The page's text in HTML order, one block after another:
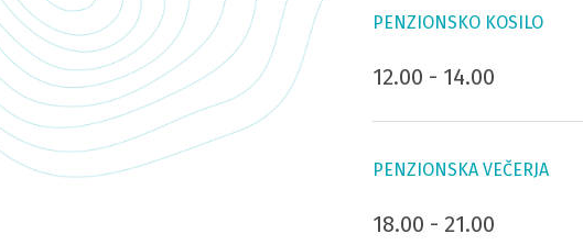
PENZIONSKO KOSILO
12.00 - 14.00
PENZIONSKA VEČERJA
18.00 - 21.00